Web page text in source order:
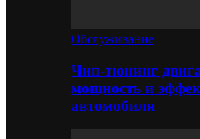
Обслуживание
Чип-тюнинг
мощность и
автомобиля